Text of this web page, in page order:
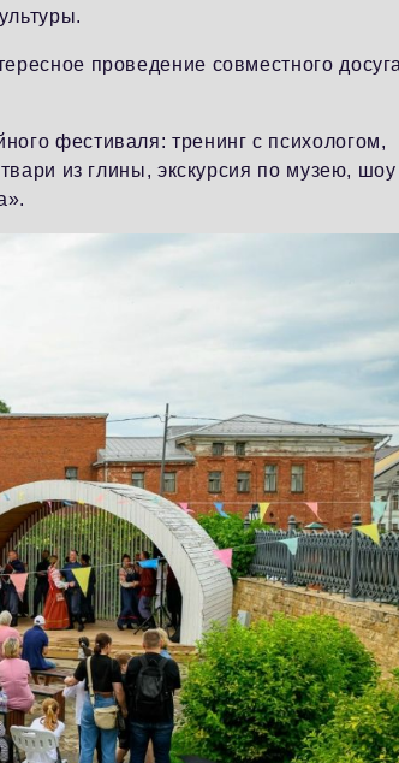
проведение совместного
фестиваля: тренинг с психологом,
из глины, экскурсия по музею, шоу